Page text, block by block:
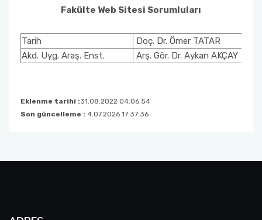
Fakülte Web Sitesi Sorumluları
Tarih
Doç. Dr. Ömer TATAR
Akd. Uyg. Araş. Enst.
Arş. Gör. Dr. Aykan AKÇAY
Eklenme tarihi :31.08.2022 04:06:54
Son güncelleme : 4.07.2026 17:37:36